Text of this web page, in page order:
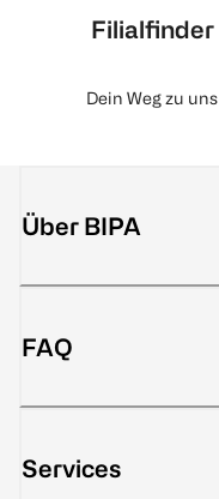
Filialfinder
Dein Weg zu uns
Über BIPA
FAQ
Services